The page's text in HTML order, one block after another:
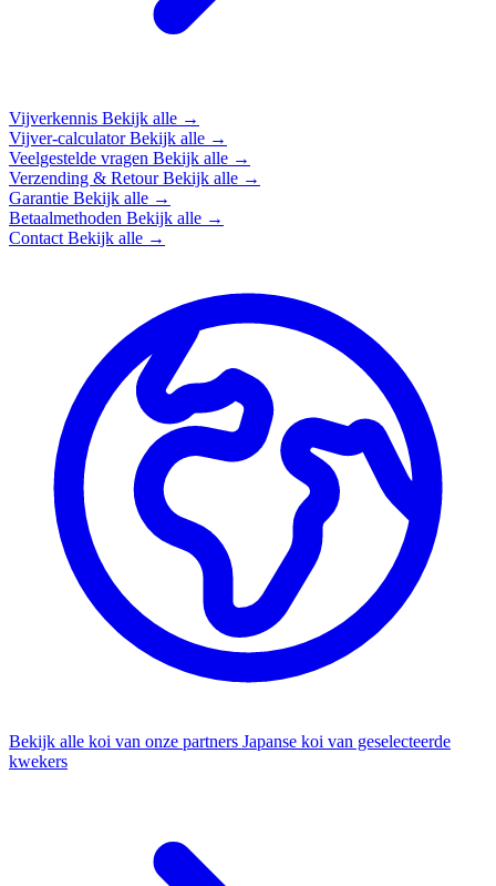
Vijverkennis Bekijk alle →
Vijver-calculatorBekijk alle →
Veelgestelde vragen Bekijk alle →
Verzending & RetourBekijk alle →
Garantie Bekijk alle →
Betaalmethoden Bekijk alle →
Contact Bekijk alle →
Bekijk alle koi van onze partners Japanse koi van geselecteerde
kwekers